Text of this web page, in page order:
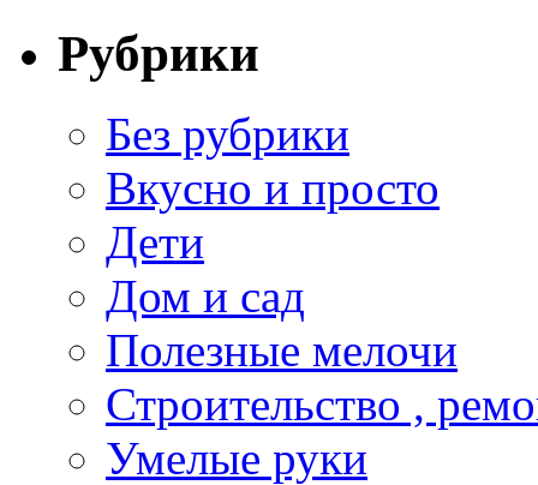
Рубрики
Без рубрики
Вкусно и просто
Дети
Дом и сад
Полезные мелочи
Строительство ,
Умелые руки